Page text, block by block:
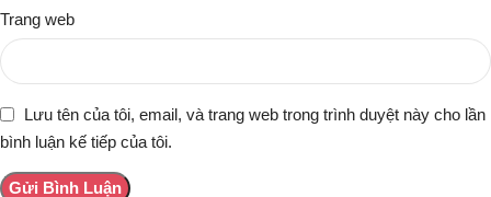
Trang web
Lưu tên của tôi, email, và trang web trong trình duyệt này cho lần
bình luận kế tiếp của tôi.